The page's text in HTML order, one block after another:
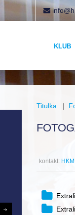
KLUB
Titulka |
kontakt: